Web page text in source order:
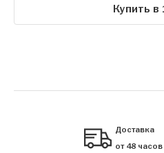
Купить в
Доставка
от 48 часов